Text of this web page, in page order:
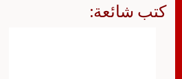
كتب شائعة: